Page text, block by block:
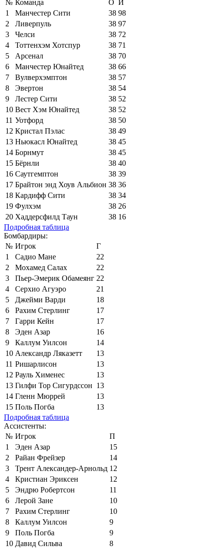
№ Команда О И
1
Манчестер Сити 38 98
2
Ливерпуль 38 97
3
Челси 38 72
4
Тоттенхэм Хотспур 38 71
5
Арсенал 38 70
6
Манчестер Юнайтед 38 66
7
Вулверхэмптон 38 57
8
Эвертон 38 54
9
Лестер Сити 38 52
10 Вест Хэм Юнайтед 38 52
11 Уотфорд 38 50
12 Кристал Пэлас 38 49
13 Ньюкасл Юнайтед 38 45
14 Борнмут 38 45
15 Бёрнли 38 40
16 Саутгемптон 38 39
17 Брайтон энд Хоув Альбион 38 36
18 Кардифф Сити 38 34
19 Фулхэм 38 26
20 Хаддерсфилд Таун 38 16
Подробная таблица
Бомбардиры:
№ Игрок
Г
1
Садио Мане
22
2
Мохамед Салах
22
3
Пьер-Эмерик Обамеянг 22
4
Серхио Агуэро
21
5
Джейми Варди
18
6
Рахим Стерлинг
17
7
Гарри Кейн
17
8
Эден Азар
16
9
Каллум Уилсон
14
10 Александр Ляказетт
13
11 Ришарлисон
13
12 Рауль Хименес
13
13 Гилфи Тор Сигурдссон 13
14 Гленн Мюррей
13
15 Поль Погба
13
Подробная таблица
Ассистенты:
№ Игрок
П
1
Эден Азар
15
2
Райан Фрейзер
14
3
Трент Александер-Арнольд 12
4
Кристиан Эриксен
12
5
Эндрю Робертсон
11
6
Лерой Зане
10
7
Рахим Стерлинг
10
8
Каллум Уилсон
9
9
Поль Погба
9
10 Давид Сильва
8